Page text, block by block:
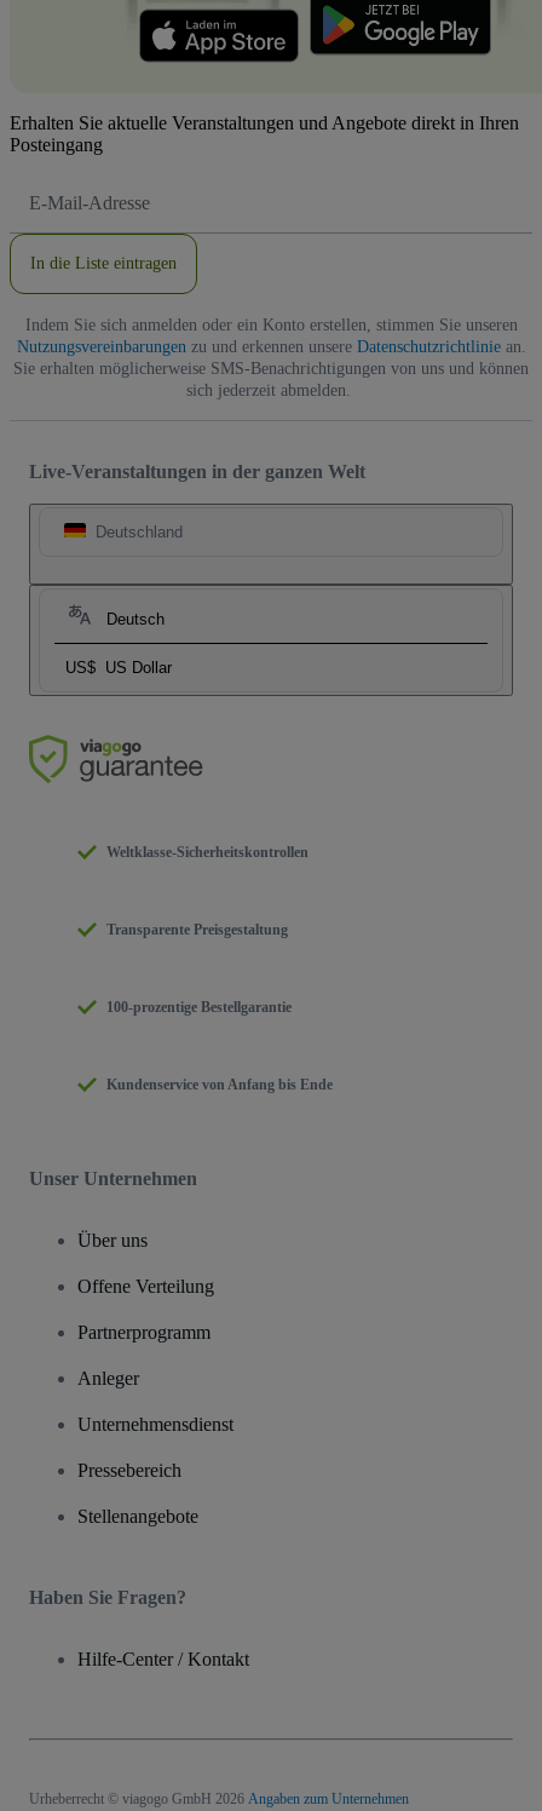
Erhalten Sie aktuelle Veranstaltungen und Angebote direkt in Ihren
Posteingang
Mail-
In die Liste eintragen
Indem Sie sich anmelden oder ein Konto erstellen, stimmen Sie unseren
Nutzungsvereinbarungen zu und erkennen unsere Datenschutzrichtliniean.
Sie erhalten möglicherweise SMS-Benachrichtigungen von uns und können
sich jederzeit abmelden.
Live-Veranstaltungen in der ganzen Welt
Deutschland
Deutsch
US$ US Dollar
Weltklasse-Sicherheitskontrollen
Transparente Preisgestaltung
100-prozentige Bestellgarantie
Kundenservice von Anfang bis Ende
Unser Unternehmen
Über uns
Offene Verteilung
Partnerprogramm
Anleger
Unternehmensdienst
Pressebereich
Stellenangebote
Haben Sie Fragen?
Hilfe-Center / Kontakt
Urheberrecht © viagogo GmbH 2026 Angaben zum Unternehmen